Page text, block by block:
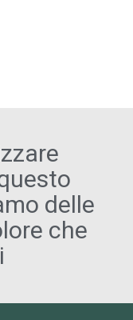
delle
che